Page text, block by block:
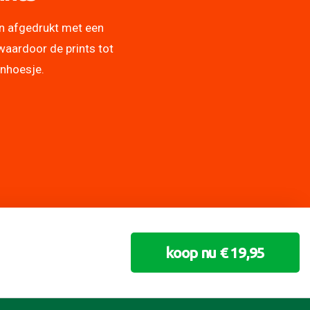
afgedrukt met een
de prints tot
koop nu € 19,95